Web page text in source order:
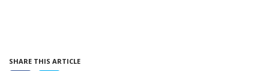
SHARE THIS ARTICLE